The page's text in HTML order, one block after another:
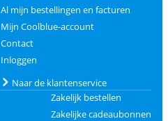
Al mijn bestellingen en facturen
Mijn Coolblue-account
Contact
Inloggen
Naar de klantenservice
Zakelijk bestellen
Zakelijke cadeaubonnen